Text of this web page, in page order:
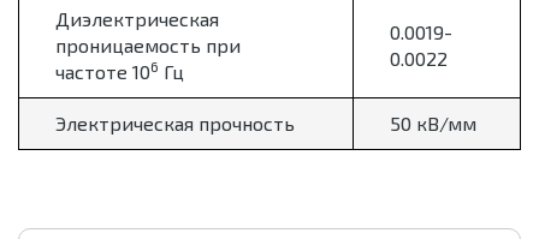
Диэлектрическая
проницаемость при
частоте 106 Гц
0.0019-
0.0022
Электрическая прочность 50 кВ/мм